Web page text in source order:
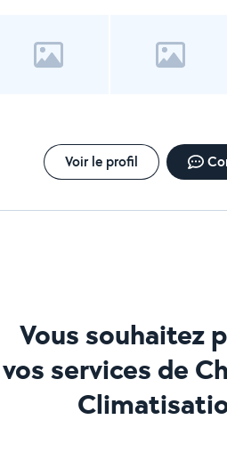
Voir le profil
Vous souhaitez
vos services de